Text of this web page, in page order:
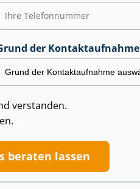
der Kontaktaufnahme
verstanden.
beraten lassen